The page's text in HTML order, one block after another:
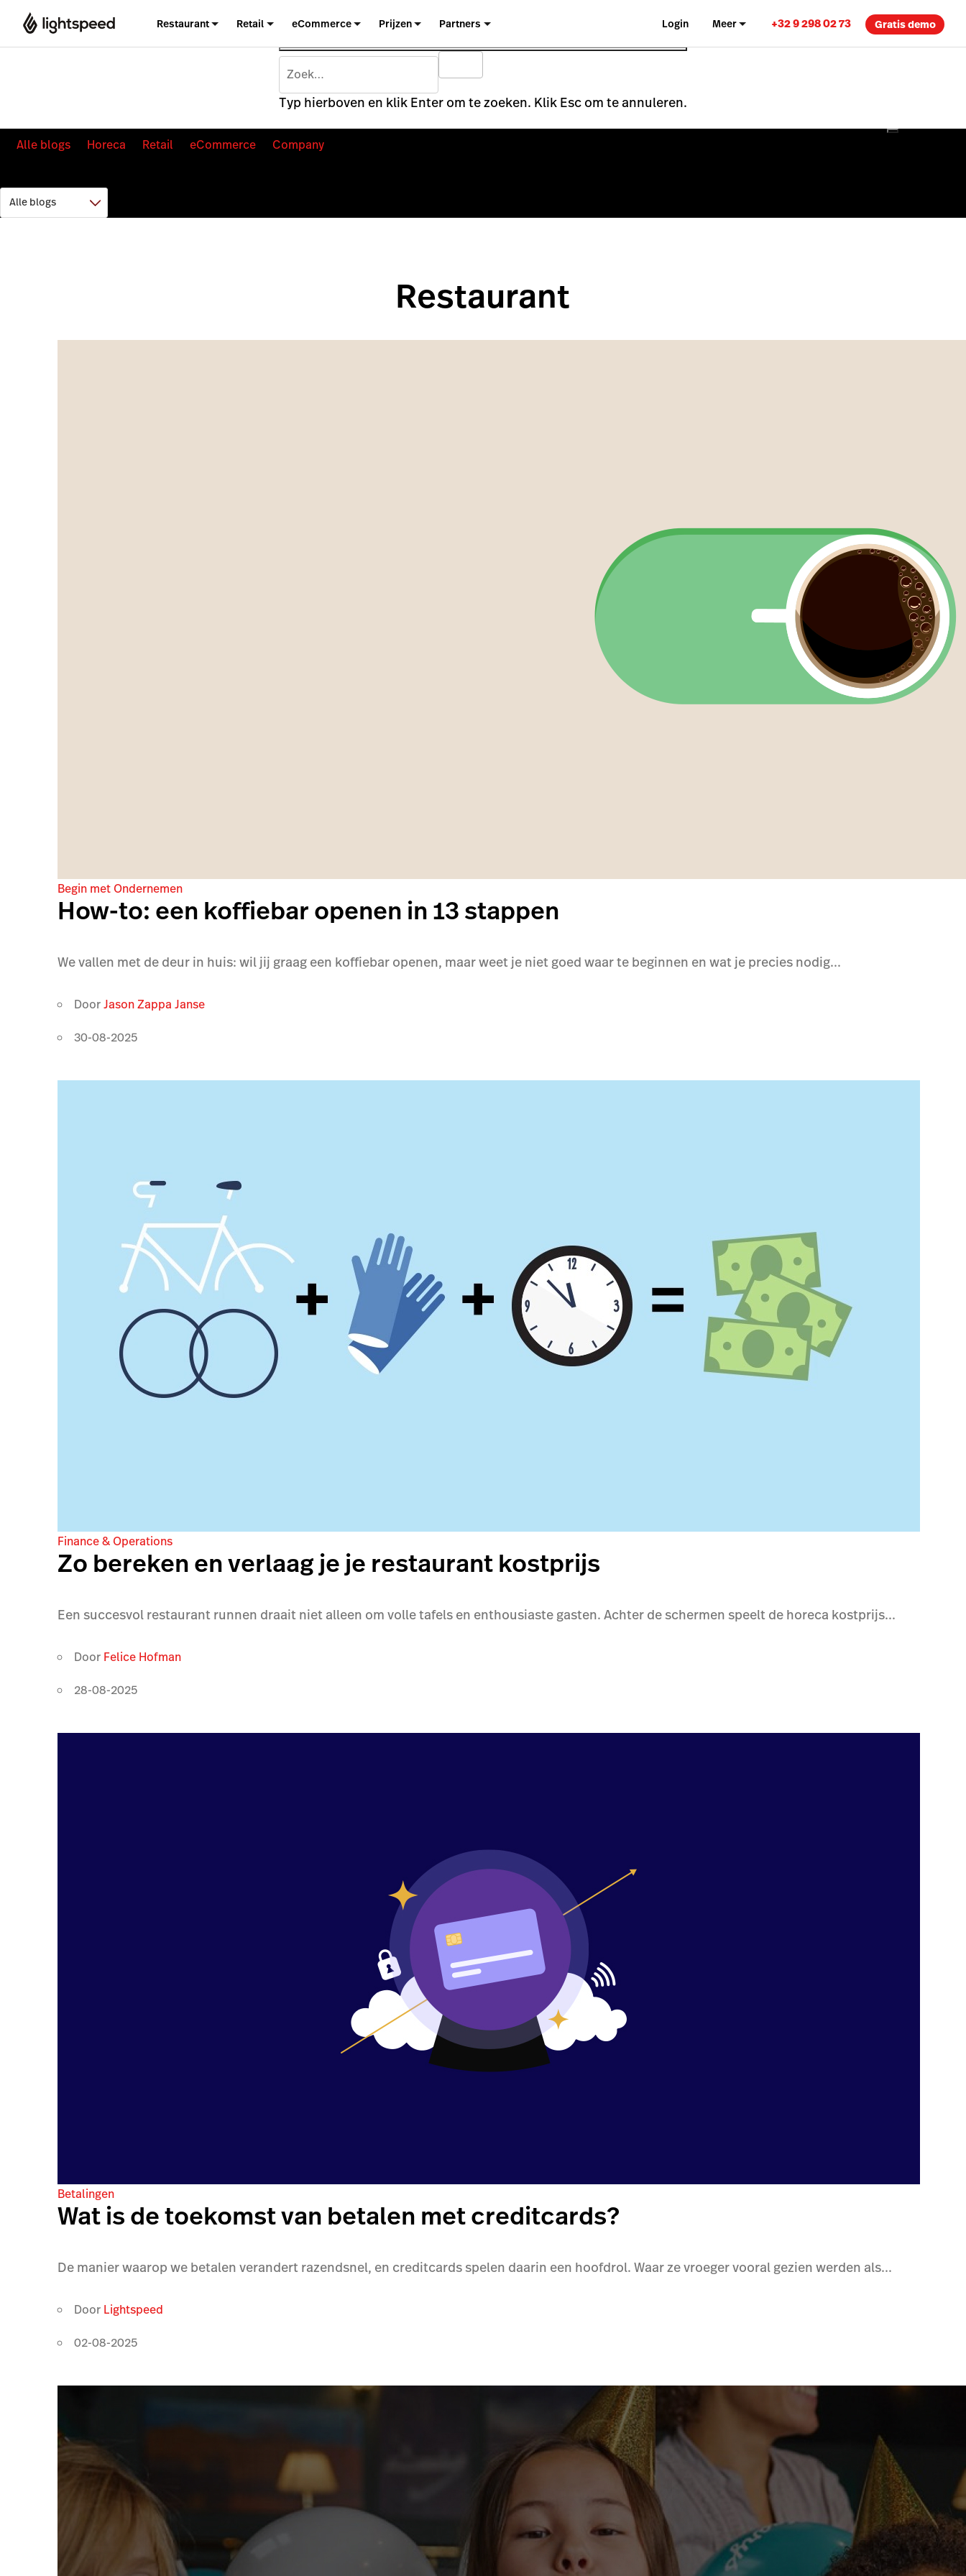
Restaurant Retail eCommerce Prijzen Partners Login Meer +32 9 298 02 73 Gratis demo
Typ hierboven en klik Enter om te zoeken. Klik Esc om te annuleren.
Alle blogs Horeca Retail eCommerce Company
Restaurant
Begin met Ondernemen
How-to: een koffiebar openen in 13 stappen
We vallen met de deur in huis: wil jij graag een koffiebar openen, maar weet je niet goed waar te beginnen en wat je precies nodig...
DoorJason Zappa Janse
30-08-2025
Finance & Operations
Zo bereken en verlaag je je restaurant kostprijs
Een succesvol restaurant runnen draait niet alleen om volle tafels en enthousiaste gasten. Achter de schermen speelt de horeca kostprijs...
Door Felice Hofman
28-08-2025
Betalingen
Wat is de toekomst van betalen met creditcards?
De manier waarop we betalen verandert razendsnel, en creditcards spelen daarin een hoofdrol. Waar ze vroeger vooral gezien werden als...
Door Lightspeed
02-08-2025